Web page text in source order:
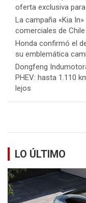
oferta exclusiva
La campaña «Kia
comerciales de
Honda confirmó el
su emblemática
Dongfeng
PHEV: hasta 1.110
lejos
LO ÚLTIMO